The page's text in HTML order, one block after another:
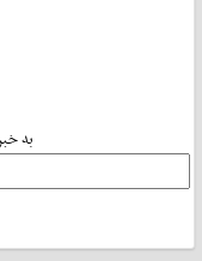
به